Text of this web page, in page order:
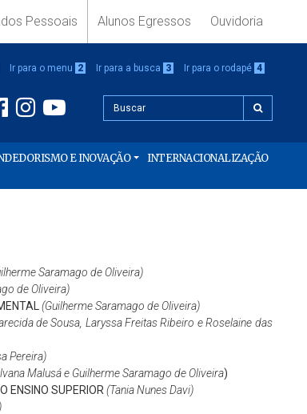
Pessoais Alunos Egressos Ouvidoria
Ir para o menu 2 Ir para a busca 3 Ir para o rodapé 4
E INOVAÇÃO INTERNACIONALIZAÇÃO
Saramago de Oliveira)
de Oliveira)
(Guilherme Saramago de Oliveira)
de Sousa, Laryssa Freitas Ribeiro e Roselaine das
Pereira)
Malusá e Guilherme Saramago de Oliveira)
ENSINO SUPERIOR (Tania Nunes Davi)
)